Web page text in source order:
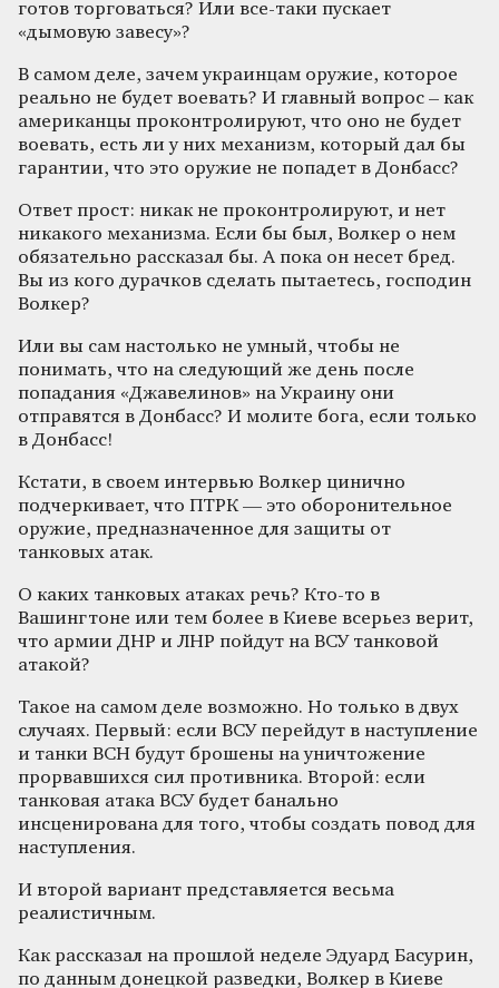
готов торговаться? Или все-таки пускает
«дымовую завесу»?
В самом деле, зачем украинцам оружие, которое
реально не будет воевать? И главный вопрос – как
американцы проконтролируют, что оно не будет
воевать, есть ли у них механизм, который дал бы
гарантии, что это оружие не попадет в Донбасс?
Ответ прост: никак не проконтролируют, и нет
никакого механизма. Если бы был, Волкер о нем
обязательно рассказал бы. А пока он несет бред.
Вы из кого дурачков сделать пытаетесь, господин
Волкер?
Или вы сам настолько не умный, чтобы не
понимать, что на следующий же день после
попадания «Джавелинов» на Украину они
отправятся в Донбасс? И молите бога, если только
в Донбасс!
Кстати, в своем интервью Волкер цинично
подчеркивает, что ПТРК — это оборонительное
оружие, предназначенное для защиты от
танковых атак.
О каких танковых атаках речь? Кто-то в
Вашингтоне или тем более в Киеве всерьез верит,
что армии ДНР и ЛНР пойдут на ВСУ танковой
атакой?
Такое на самом деле возможно. Но только в двух
случаях. Первый: если ВСУ перейдут в наступление
и танки ВСН будут брошены на уничтожение
прорвавшихся сил противника. Второй: если
танковая атака ВСУ будет банально
инсценирована для того, чтобы создать повод для
наступления.
И второй вариант представляется весьма
реалистичным.
Как рассказал на прошлой неделе Эдуард Басурин,
по данным донецкой разведки, Волкер в Киеве